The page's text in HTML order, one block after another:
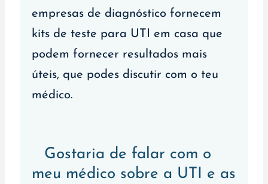
empresas de diagnóstico fornecem
kits de teste para UTI em casa que
podem fornecer resultados mais
úteis, que podes discutir com o teu
médico.
Gostaria de falar com o
meu médico sobre a UTI e as